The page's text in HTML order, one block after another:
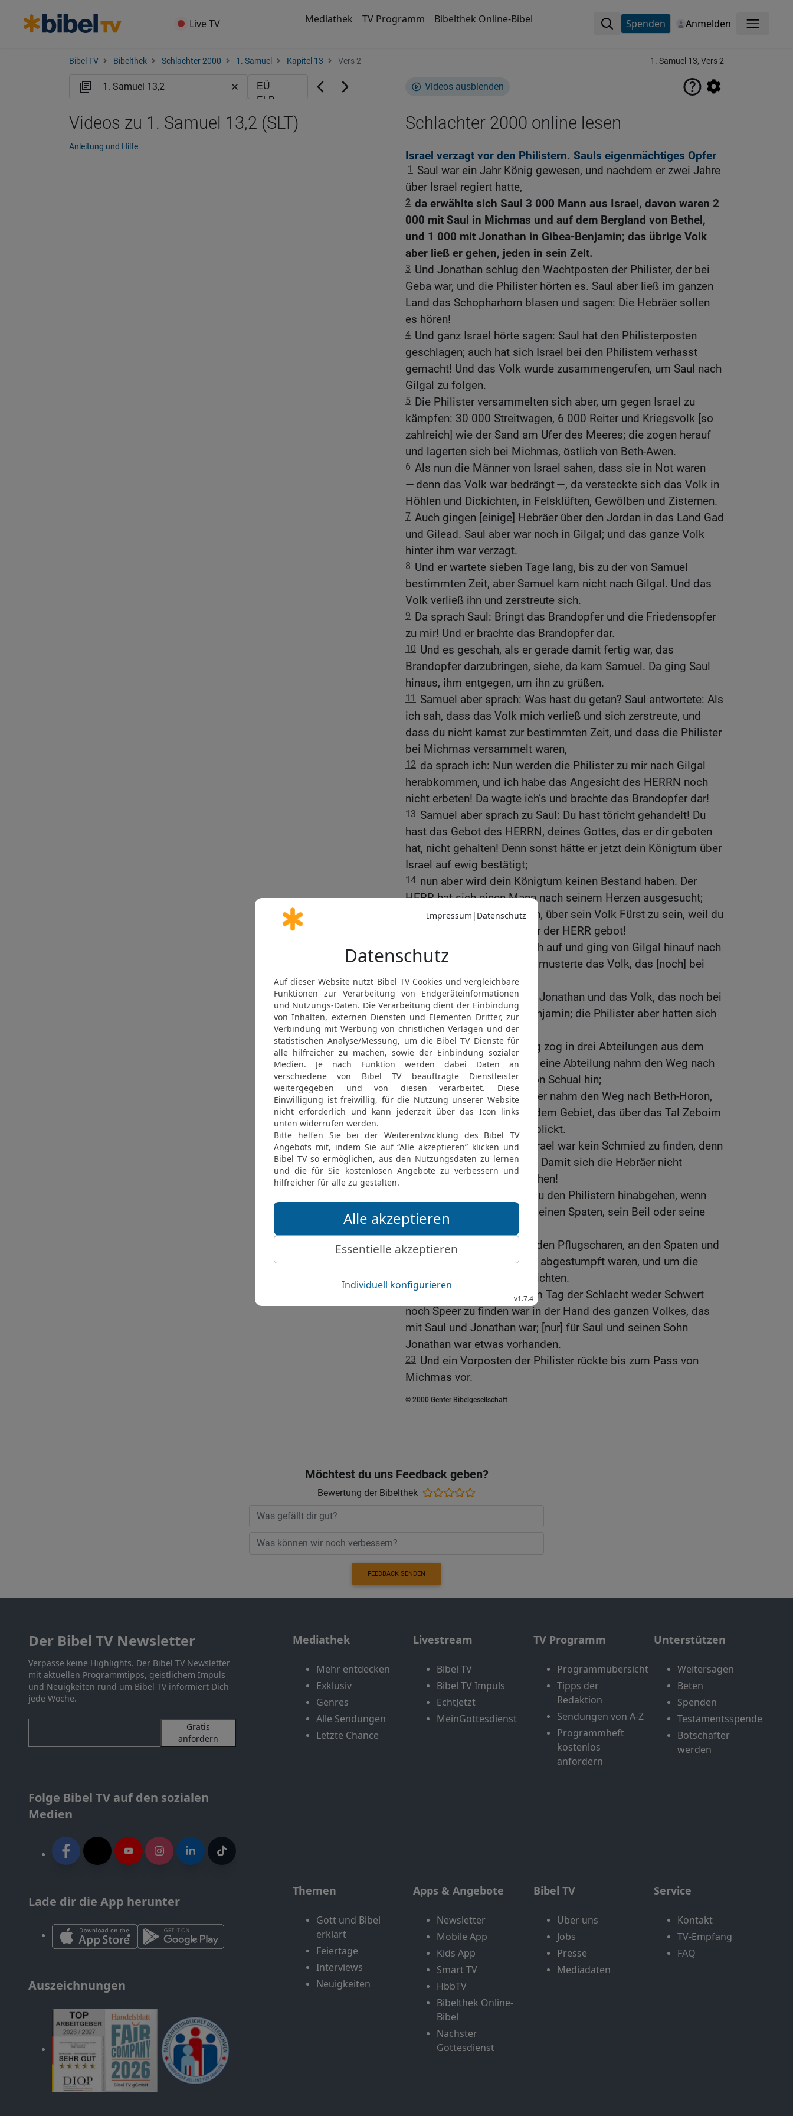
Live TV Mediathek TV Programm Bibelthek Online-Bibel Spenden Anmelden Menü
Bibel TV Bibelthek Schlachter 2000 1. Samuel Kapitel 13 Vers 2 1. Samuel 13, Vers 2
Videos ausblenden
Schlachter 2000 online lesen
Israel verzagt vor den Philistern. Sauls eigenmächtiges Opfer
1
Saul war ein Jahr König gewesen, und nachdem er zwei Jahre
über Israel regiert hatte,
2 da erwählte sich Saul 3 000 Mann aus Israel, davon waren 2
000 mit Saul in Michmas und auf dem Bergland von Bethel,
und 1 000 mit Jonathan in Gibea-Benjamin; das übrige Volk
aber ließ er gehen, jeden in sein Zelt.
3 Und Jonathan schlug den Wachtposten der Philister, der bei
Geba war, und die Philister hörten es. Saul aber ließ im ganzen
Land das Schopharhorn blasen und sagen: Die Hebräer sollen
es hören!
4 Und ganz Israel hörte sagen: Saul hat den Philisterposten
geschlagen; auch hat sich Israel bei den Philistern verhasst
gemacht! Und das Volk wurde zusammengerufen, um Saul nach
Gilgal zu folgen.
5 Die Philister versammelten sich aber, um gegen Israel zu
kämpfen: 30 000 Streitwagen, 6 000 Reiter und Kriegsvolk [so
zahlreich] wie der Sand am Ufer des Meeres; die zogen herauf
und lagerten sich bei Michmas, östlich von Beth-Awen.
6 Als nun die Männer von Israel sahen, dass sie in Not waren
— denn das Volk war bedrängt —, da versteckte sich das Volk in
Höhlen und Dickichten, in Felsklüften, Gewölben und Zisternen.
7 Auch gingen [einige] Hebräer über den Jordan in das Land Gad
und Gilead. Saul aber war noch in Gilgal; und das ganze Volk
hinter ihm war verzagt.
8 Und er wartete sieben Tage lang, bis zu der von Samuel
bestimmten Zeit, aber Samuel kam nicht nach Gilgal. Und das
Volk verließ ihn und zerstreute sich.
9 Da sprach Saul: Bringt das Brandopfer und die Friedensopfer
zu mir! Und er brachte das Brandopfer dar.
10 Und es geschah, als er gerade damit fertig war, das
Brandopfer darzubringen, siehe, da kam Samuel. Da ging Saul
hinaus, ihm entgegen, um ihn zu grüßen.
11
Samuel aber sprach: Was hast du getan? Saul antwortete: Als
ich sah, dass das Volk mich verließ und sich zerstreute, und
dass du nicht kamst zur bestimmten Zeit, und dass die Philister
bei Michmas versammelt waren,
12 da sprach ich: Nun werden die Philister zu mir nach Gilgal
herabkommen, und ich habe das Angesicht des HERRN noch
nicht erbeten! Da wagte ich’s und brachte das Brandopfer dar!
13 Samuel aber sprach zu Saul: Du hast töricht gehandelt! Du
hast das Gebot des HERRN, deines Gottes, das er dir geboten
hat, nicht gehalten! Denn sonst hätte er jetzt dein Königtum über
Israel auf ewig bestätigt;
14 nun aber wird dein Königtum keinen Bestand haben. Der
HERR hat sich einen Mann nach seinem Herzen ausgesucht;
dem hat der HERR geboten, über sein Volk Fürst zu sein, weil du
nicht gehalten hast, was dir der HERR gebot!
15
Und Samuel machte sich auf und ging von Gilgal hinauf nach
Gibea-Benjamin. Saul aber musterte das Volk, das [noch] bei
ihm war, etwa 600 Mann.
16
Und Saul und sein Sohn Jonathan und das Volk, das noch bei
ihm war, lagen in Gibea-Benjamin; die Philister aber hatten sich
bei Michmas gelagert.
17 Und der Verheerungszug zog in drei Abteilungen aus dem
Lager der Philister aus; die eine Abteilung nahm den Weg nach
Ophra, nach dem Gebiet von Schual hin;
18 die andere Abteilung aber nahm den Weg nach Beth-Horon,
und die dritte den Weg zu dem Gebiet, das über das Tal Zeboim
hinweg zur Wüste hinunterblickt.
19 Aber im ganzen Land Israel war kein Schmied zu finden, denn
die Philister hatten gesagt: Damit sich die Hebräer nicht
Schwerter und Speere machen!
So musste ganz Israel zu den Philistern hinabgehen, wenn
jemand seine Pflugschar, seinen Spaten, sein Beil oder seine
Sichel zu schärfen hatte,
wenn die Schneiden an den Pflugscharen, an den Spaten und
den Gabeln und den Beilen abgestumpft waren, und um die
Ochsenstachel gerade zu richten.
22
Und so kam es, dass am Tag der Schlacht weder Schwert
noch Speer zu finden war in der Hand des ganzen Volkes, das
mit Saul und Jonathan war; [nur] für Saul und seinen Sohn
Jonathan war etwas vorhanden.
23 Und ein Vorposten der Philister rückte bis zum Pass von
Michmas vor.
© 2000 Genfer Bibelgesellschaft
Videos zu 1. Samuel 13,2 (SLT)
Anleitung und Hilfe
Möchtest du uns Feedback geben?
Bewertung der Bibelthek
FEEDBACK SENDEN
Der Bibel TV Newsletter
Verpasse keine Highlights. Der Bibel TV Newsletter
mit aktuellen Programmtipps, geistlichem Impuls
und Neuigkeiten rund um Bibel TV informiert Dich
jede Woche.
Gratis
anfordern
Folge Bibel TV auf den sozialen
Medien
Lade dir die App herunter
Auszeichnungen
Mediathek
Mehr entdecken
Exklusiv
Genres
Alle Sendungen
Letzte Chance
Livestream
Bibel TV
Bibel TV Impuls
EchtJetzt
MeinGottesdienst
TV Programm
Programmübersicht
Tipps der
Redaktion
Sendungen von A-Z
Programmheft
kostenlos
anfordern
Unterstützen
Weitersagen
Beten
Spenden
Testamentsspende
Botschafter
werden
Themen
Gott und Bibel
erklärt
Feiertage
Interviews
Neuigkeiten
Apps & Angebote
Newsletter
Mobile App
Kids App
Smart TV
HbbTV
Bibelthek Online-
Bibel
Nächster
Gottesdienst
Bibel TV
Über uns
Jobs
Presse
Mediadaten
Service
Kontakt
TV-Empfang
FAQ